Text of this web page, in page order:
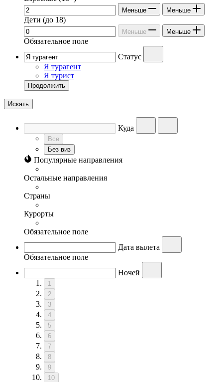
Меньше Меньше
Дети (до 18)
Меньше Меньше
Обязательное поле
Статус
Я турагент
Я турист
Продолжить
Искать
Куда
Все
Без виз
Популярные направления
Остальные направления
Страны
Курорты
Обязательное поле
Дата вылета
Обязательное поле
Ночей
1
2
3
4
5
6
7
8
9
10